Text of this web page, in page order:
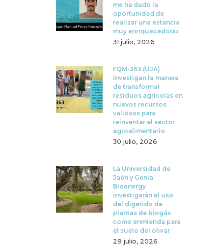
me ha dado la
oportunidad de
realizar una estancia
muy enriquecedora»
31 julio, 2026
FQM-363 (UJA)
investigan la manera
de transformar
residuos agrícolas en
nuevos recursos
valiosos para
reinventar el sector
agroalimentario
30 julio, 2026
La Universidad de
Jaén y Genia
Bioenergy
investigarán el uso
del digerido de
plantas de biogás
como enmienda para
el suelo del olivar
29 julio, 2026